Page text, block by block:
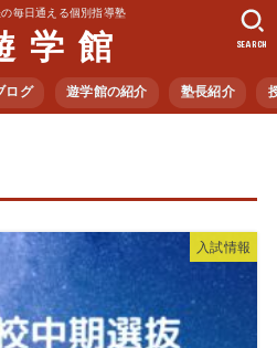
毎日通える個別指導塾
学 館
ログ 遊学館の紹介 塾長紹介
SEARCH
入試情報